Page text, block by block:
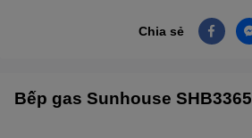
Chia sẻ
Bếp gas Sunhouse SHB3365